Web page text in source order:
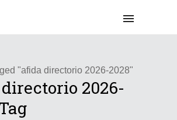
"afida directorio 2026-2028"
2026-